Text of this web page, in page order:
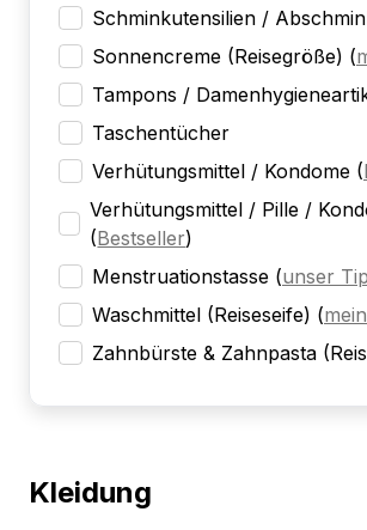
Schminkutensilien /
Sonnencreme (Reisegröße) (
Tampons /
Taschentücher
Verhütungsmittel / Kondome (
Verhütungsmittel / Pille /
(Bestseller)
Menstruationstasse (unser
Waschmittel (Reiseseife) (
Zahnbürste & Zahnpasta
Kleidung